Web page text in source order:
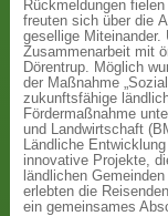
Rückmeldungen
freuten sich über die
gesellige
Zusammenarbeit mit
Dörentrup. Möglich
der Maßnahme
zukunftsfähige
Fördermaßnahme
und Landwirtschaft
Ländliche
innovative Projekte,
ländlichen
erlebten die
ein gemeinsames